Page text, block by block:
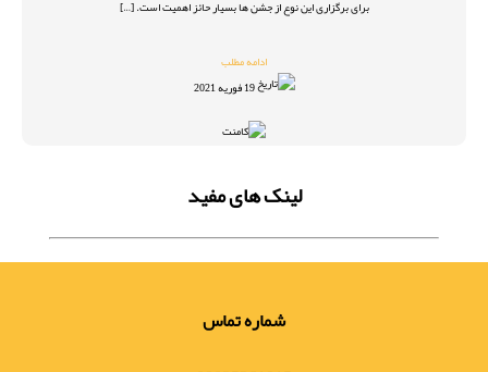
برای برگزاری این نوع از جشن ها بسیار حائز اهمیت است. […]
ادامه مطلب
19 فوریه 2021
لینک های مفید
شماره تماس